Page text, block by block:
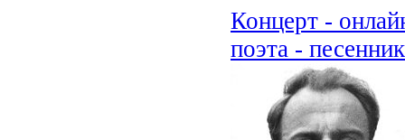
Концерт -
поэта -